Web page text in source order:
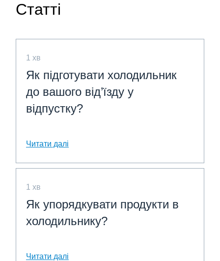
Статті
1 хв
Як підготувати холодильник
до вашого від’їзду у
відпустку?
Читати далі
1 хв
Як упорядкувати продукти в
холодильнику?
Читати далі